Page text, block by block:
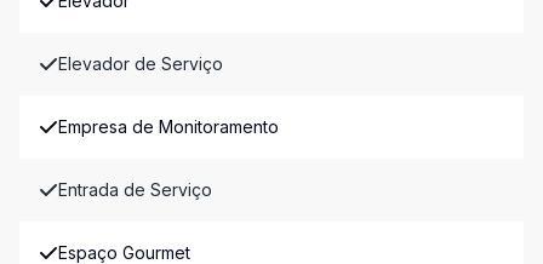
Elevador de Serviço
Empresa de Monitoramento
Entrada de Serviço
Espaço Gourmet